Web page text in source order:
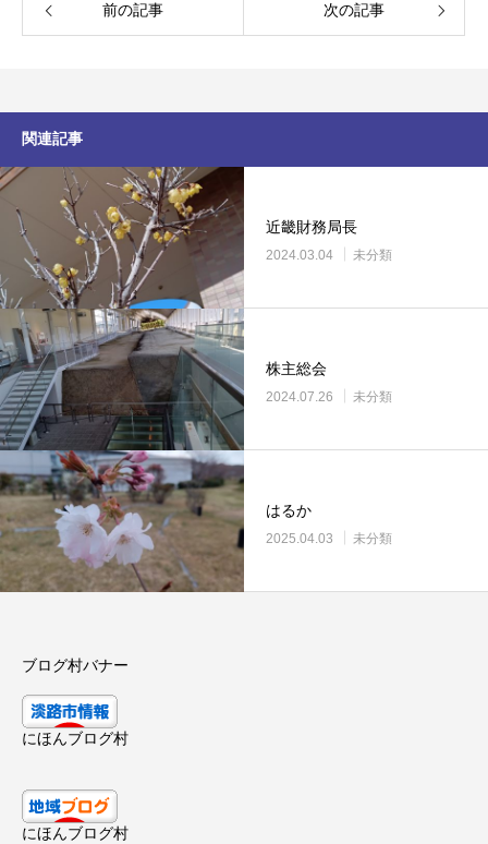
前の記事 次の記事
関連記事
近畿財務局長
2024.03.04 未分類
株主総会
2024.07.26 未分類
はるか
2025.04.03 未分類
ブログ村バナー
にほんブログ村
にほんブログ村